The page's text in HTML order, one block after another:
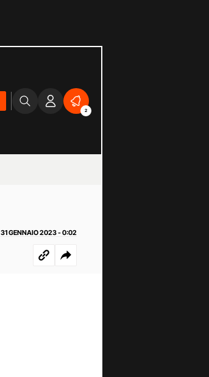
2
31 GENNAIO 2023 - 0:02